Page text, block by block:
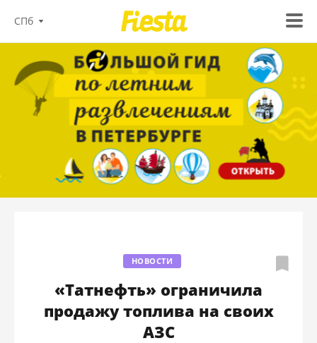
СПб
НОВОСТИ
«Татнефть» ограничила
продажу топлива на своих
АЗС